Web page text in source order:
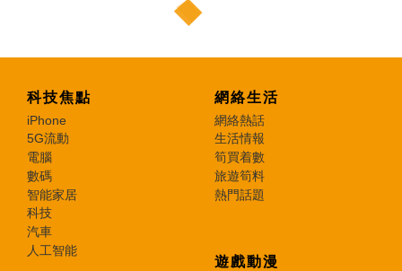
科技焦點
iPhone
5G流動
電腦
數碼
智能家居
科技
汽車
人工智能
網絡生活
網絡熱話
生活情報
筍買着數
旅遊筍料
熱門話題
遊戲動漫